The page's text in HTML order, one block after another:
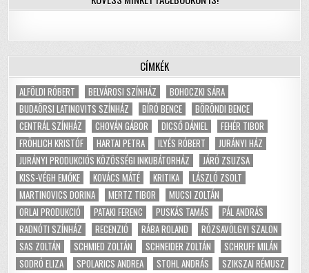
CÍMKÉK
ALFÖLDI RÓBERT BELVÁROSI SZÍNHÁZ
BOHOCZKI SÁRA
BUDAÖRSI LATINOVITS SZÍNHÁZ
BÍRÓ BENCE
BÖRÖNDI BENCE
CENTRÁL SZÍNHÁZ
CHOVÁN GÁBOR DICSŐ DÁNIEL
FEHÉR TIBOR
FRÖHLICH KRISTÓF
HARTAI PETRA ILYÉS RÓBERT
JURÁNYI HÁZ
JURÁNYI PRODUKCIÓS KÖZÖSSÉGI INKUBÁTORHÁZ
JÁRÓ ZSUZSA
KISS-VÉGH EMŐKE
KOVÁCS MÁTÉ KRITIKA
LÁSZLÓ ZSOLT
MARTINOVICS DORINA
MERTZ TIBOR
MUCSI ZOLTÁN
ORLAI PRODUKCIÓ
PATAKI FERENC PUSKÁS TAMÁS
PÁL ANDRÁS
RADNÓTI SZÍNHÁZ
RECENZIÓ RÁBA ROLAND
RÓZSAVÖLGYI SZALON
SAS ZOLTÁN
SCHMIED ZOLTÁN SCHNEIDER ZOLTÁN
SCHRUFF MILÁN
SODRÓ ELIZA
SPOLARICS ANDREA STOHL ANDRÁS
SZIKSZAI RÉMUSZ